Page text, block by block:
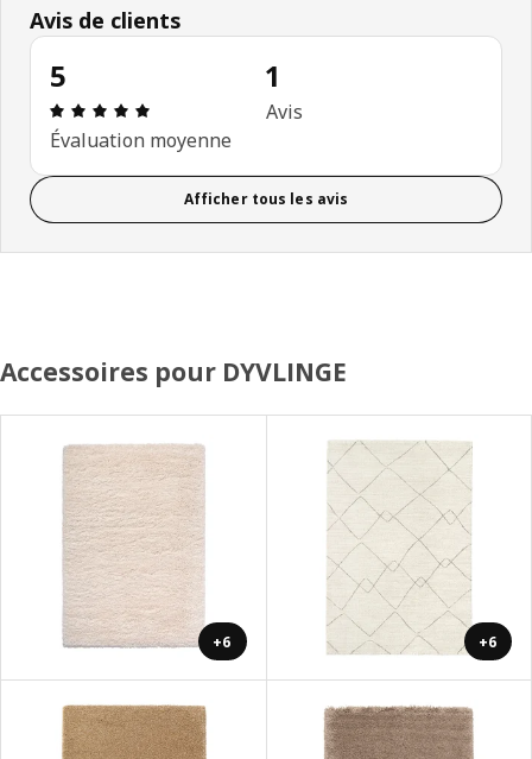
Avis de clients
5
Avis: 5 sur 5 étoiles Nombre total d'avis: 1
Évaluation moyenne
1
Avis
Afficher tous les avis
Accessoires pour DYVLINGE
+6 +6